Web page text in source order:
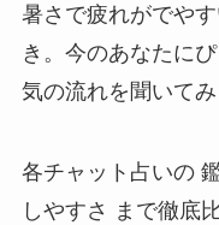
暑さで疲れがでや
き。今のあなたに
気の流れを聞いてみ
各チャット占いの
しやすさ まで徹底